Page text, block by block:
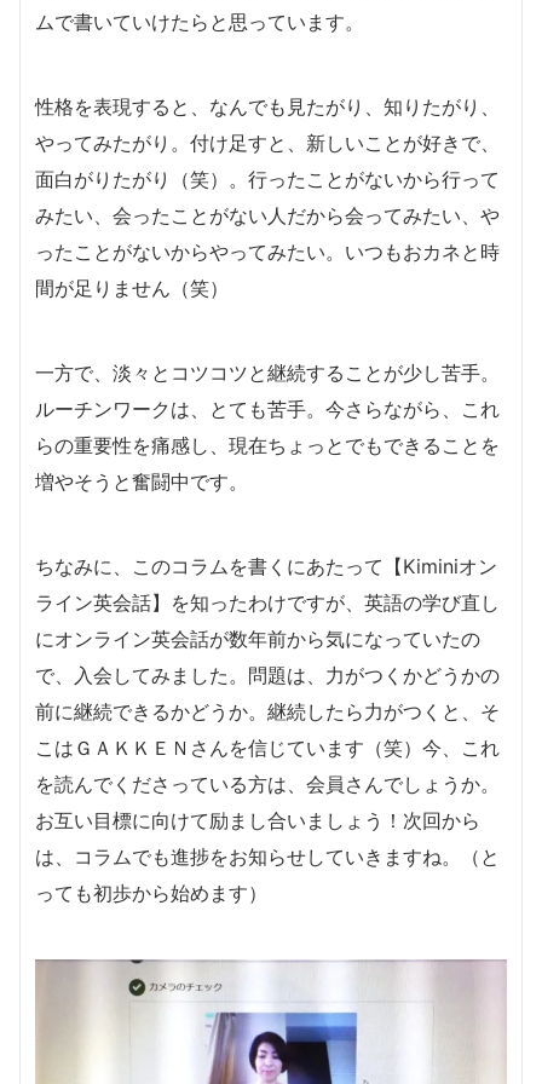
ムで書いていけたらと思っています。
性格を表現すると、なんでも見たがり、知りたがり、
やってみたがり。付け足すと、新しいことが好きで、
面白がりたがり（笑）。行ったことがないから行って
みたい、会ったことがない人だから会ってみたい、や
ったことがないからやってみたい。いつもおカネと時
間が足りません（笑）
一方で、淡々とコツコツと継続することが少し苦手。
ルーチンワークは、とても苦手。今さらながら、これ
らの重要性を痛感し、現在ちょっとでもできることを
増やそうと奮闘中です。
ちなみに、このコラムを書くにあたって【Kiminiオン
ライン英会話】を知ったわけですが、英語の学び直し
にオンライン英会話が数年前から気になっていたの
で、入会してみました。問題は、力がつくかどうかの
前に継続できるかどうか。継続したら力がつくと、そ
こはＧＡＫＫＥＮさんを信じています（笑）今、これ
を読んでくださっている方は、会員さんでしょうか。
お互い目標に向けて励まし合いましょう！次回から
は、コラムでも進捗をお知らせしていきますね。（と
っても初歩から始めます）